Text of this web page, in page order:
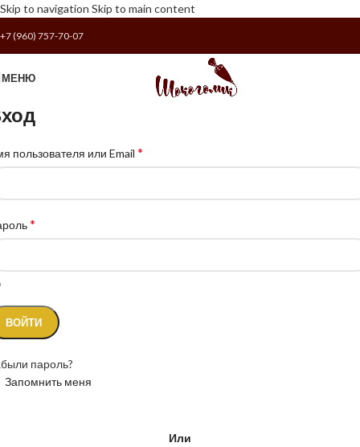
Skip to navigation Skip to main content
+7 (960) 757-70-07
МЕНЮ
пользователя или Email *
*
ВОЙТИ
пароль?
Запомнить меня
Или